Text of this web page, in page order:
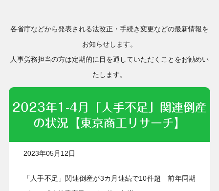
各省庁などから発表される法改正・手続き変更などの最新情報を
お知らせします。
人事労務担当の方は定期的に目を通していただくことをお勧めい
たします。
2023年1-4月「人手不足」関連倒産
の状況【東京商工リサーチ】
2023年05月12日
「人手不足」関連倒産が3カ月連続で10件超 前年同期